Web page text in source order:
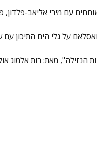
עם מירי אליאב-פלדון,
על גלי הים התיכון עם
מאת: רות אלמוג